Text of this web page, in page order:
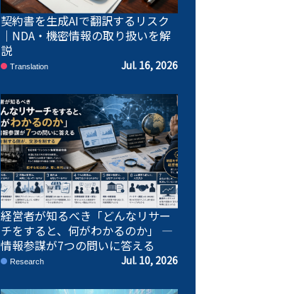
契約書を生成AIで翻訳するリスク
｜NDA・機密情報の取り扱いを解
説
Translation Jul. 16, 2026
経営者が知るべき「どんなリサー
チをすると、何がわかるのか」 ―
情報参謀が7つの問いに答える
Research Jul. 10, 2026